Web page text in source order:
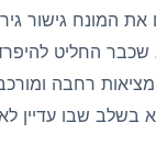
המונח גישור
שכבר החליט
רחבה
בשלב שבו עדיין